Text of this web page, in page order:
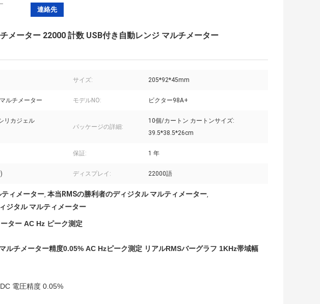
連絡先
メーター 22000 計数 USB付き自動レンジ マルチメーター
サイズ: 205*92*45mm
ルチメーター モデルNO: ビクター98A+
リカジェル
パッケージの詳細:
10個/カートン カートンサイズ:
39.5*38.5*26cm
保証: 1 年
ディスプレイ: 22000語
ィメーター, 本当RMSの勝利者のディジタル マルティメーター,
ジタル マルティメーター
ター AC Hz ピーク測定
チメーター精度0.05% AC Hzピーク測定 リアルRMSバーグラフ 1KHz帯域幅
電圧精度 0.05%